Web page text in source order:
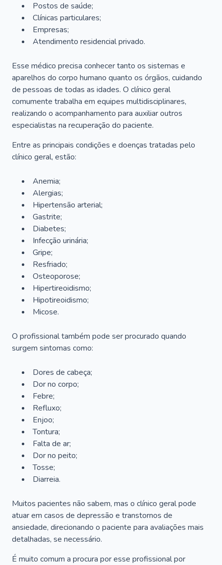
Postos de saúde;
Clínicas particulares;
Empresas;
Atendimento residencial privado.
Esse médico precisa conhecer tanto os sistemas e
aparelhos do corpo humano quanto os órgãos, cuidando
de pessoas de todas as idades. O clínico geral
comumente trabalha em equipes multidisciplinares,
realizando o acompanhamento para auxiliar outros
especialistas na recuperação do paciente.
Entre as principais condições e doenças tratadas pelo
clínico geral, estão:
Anemia;
Alergias;
Hipertensão arterial;
Gastrite;
Diabetes;
Infecção urinária;
Gripe;
Resfriado;
Osteoporose;
Hipertireoidismo;
Hipotireoidismo;
Micose.
O profissional também pode ser procurado quando
surgem sintomas como:
Dores de cabeça;
Dor no corpo;
Febre;
Refluxo;
Enjoo;
Tontura;
Falta de ar;
Dor no peito;
Tosse;
Diarreia.
Muitos pacientes não sabem, mas o clínico geral pode
atuar em casos de depressão e transtornos de
ansiedade, direcionando o paciente para avaliações mais
detalhadas, se necessário.
É muito comum a procura por esse profissional por